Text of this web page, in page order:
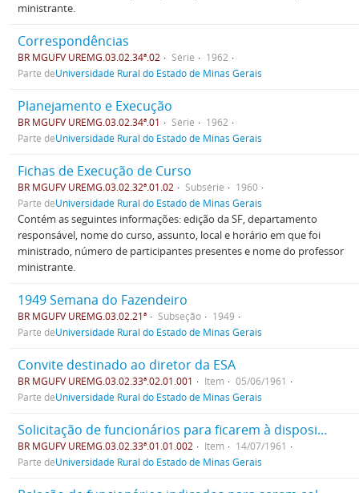
ministrante.
Correspondências
BR MGUFV UREMG.03.02.34ª.02 Série
1962
Parte deUniversidade Rural do Estado de Minas Gerais
Planejamento e Execução
BR MGUFV UREMG.03.02.34ª.01 Série
1962
Parte deUniversidade Rural do Estado de Minas Gerais
Fichas de Execução de Curso
BR MGUFV UREMG.03.02.32ª.01.02 Subsérie
1960
Parte deUniversidade Rural do Estado de Minas Gerais
Contém as seguintes informações: edição da SF, departamento
responsável, nome do curso, assunto, local e horário em que foi
ministrado, número de participantes presentes e nome do professor
ministrante.
1949 Semana do Fazendeiro
BR MGUFV UREMG.03.02.21ª Subseção
1949
Parte deUniversidade Rural do Estado de Minas Gerais
Convite destinado ao diretor da ESA
BR MGUFV UREMG.03.02.33ª.02.01.001 Item
05/06/1961
Parte deUniversidade Rural do Estado de Minas Gerais
Solicitação de funcionários para ficarem à disposição do Serviço de Extenção durante a SF.
BR MGUFV UREMG.03.02.33ª.01.01.002 Item
14/07/1961
Parte deUniversidade Rural do Estado de Minas Gerais